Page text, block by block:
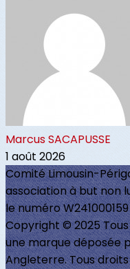
Marcus SACAPUSSE
1 août 2026
Comité Limousin-
association à but non
le numéro W241000159
Copyright © 2025
une marque déposée
Angleterre. Tous